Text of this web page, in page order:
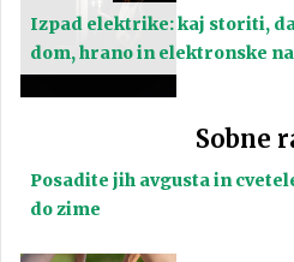
Izpad elektrike: kaj storiti,
dom, hrano in elektronske
Sobne
Posadite jih avgusta in
do zime